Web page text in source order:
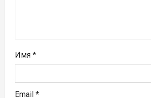
м
Имя *
Email *